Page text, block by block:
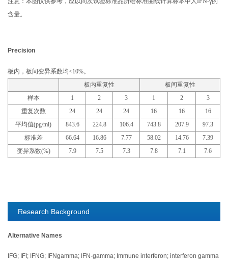
含量。
Precision
板内，板间变异系数均<10%。
板内重复性
板间重复性
样本
1 2 3 1 2
3
重复次数
24 24 24 16 16
16
平均值(pg/ml)
843.6 224.8 106.4 743.8 207.9
97.3
标准差
66.64 16.86 7.77 58.02 14.76
7.39
变异系数(%)
7.9 7.5 7.3 7.8 7.1 7.6
Research Background
Alternative Names
IFG; IFI; IFNG; IFNgamma; IFN-gamma; Immune interferon; interferon gamma